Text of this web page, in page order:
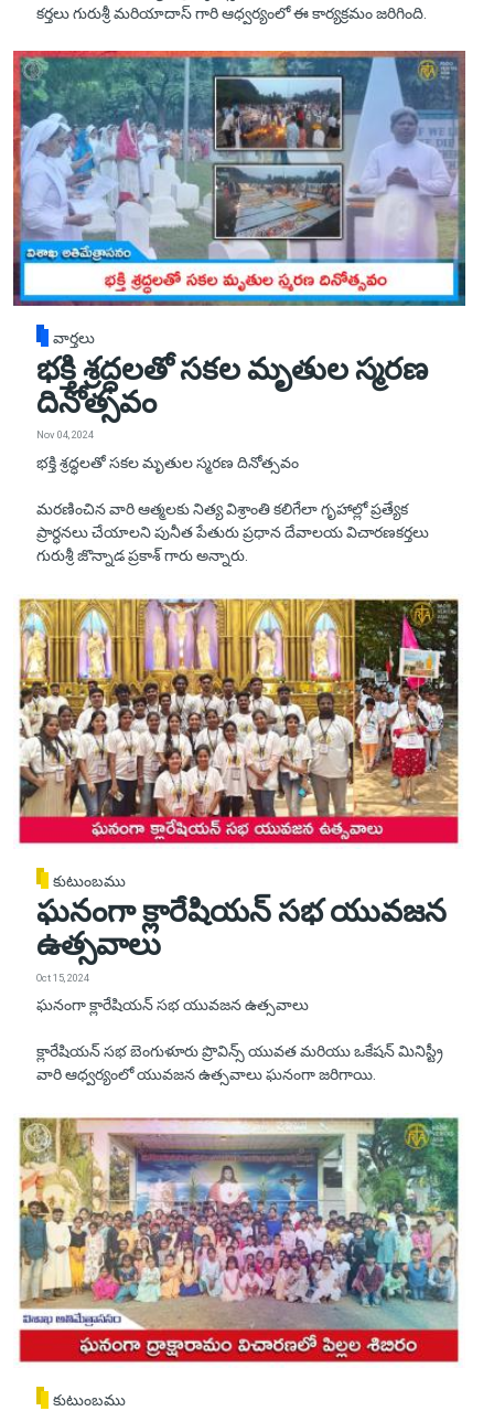
కర్తలు గురుశ్రీ మరియాదాస్ గారి ఆధ్వర్యంలో ఈ కార్యక్రమం జరిగింది.
వార్తలు
భక్తి శ్రద్ధలతో సకల మృతుల స్మరణ
దినోత్సవం
Nov 04, 2024
భక్తి శ్రద్ధలతో సకల మృతుల స్మరణ దినోత్సవం
మరణించిన వారి ఆత్మలకు నిత్య విశ్రాంతి కలిగేలా గృహాల్లో ప్రత్యేక
ప్రార్ధనలు చేయాలని పునీత పేతురు ప్రధాన దేవాలయ విచారణకర్తలు
గురుశ్రీ జొన్నాడ ప్రకాశ్ గారు అన్నారు.
కుటుంబము
ఘనంగా క్లారేషియన్ సభ యువజన
ఉత్సవాలు
Oct 15, 2024
ఘనంగా క్లారేషియన్ సభ యువజన ఉత్సవాలు
క్లారేషియన్ సభ బెంగుళూరు ప్రొవిన్స్ యువత మరియు ఒకేషన్ మినిస్ట్రీ
వారి ఆధ్వర్యంలో యువజన ఉత్సవాలు ఘనంగా జరిగాయి.
కుటుంబము